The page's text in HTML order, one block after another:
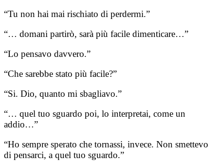
“Tu non hai mai rischiato di perdermi.”
“… domani partirò, sarà più facile dimenticare…”
“Lo pensavo davvero.”
“Che sarebbe stato più facile?”
“Si. Dio, quanto mi sbagliavo.”
“… quel tuo sguardo poi, lo interpretai, come un
addio…”
“Ho sempre sperato che tornassi, invece. Non smettevo
di pensarci, a quel tuo sguardo.”